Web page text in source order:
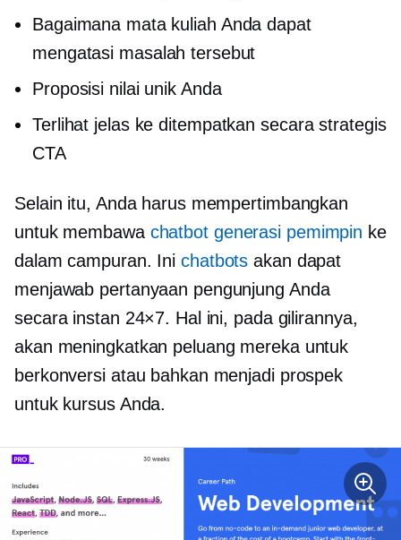
Bagaimana mata kuliah Anda dapat
mengatasi masalah tersebut
Proposisi nilai unik Anda
Terlihat jelaskeditempatkan secara strategis
CTA
Selain itu, Anda harus mempertimbangkan
untuk membawa chatbot generasi pemimpin ke
dalam campuran. Ini chatbots akan dapat
menjawab pertanyaan pengunjung Anda
secara instan 24×7. Hal ini, pada gilirannya,
akan meningkatkan peluang mereka untuk
berkonversi atau bahkan menjadi prospek
untuk kursus Anda.